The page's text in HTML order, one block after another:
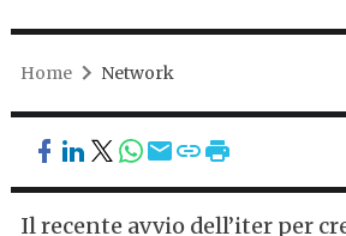
Home Network
Il recente avvio dell’iter per